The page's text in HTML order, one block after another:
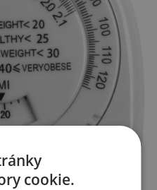
cookie.